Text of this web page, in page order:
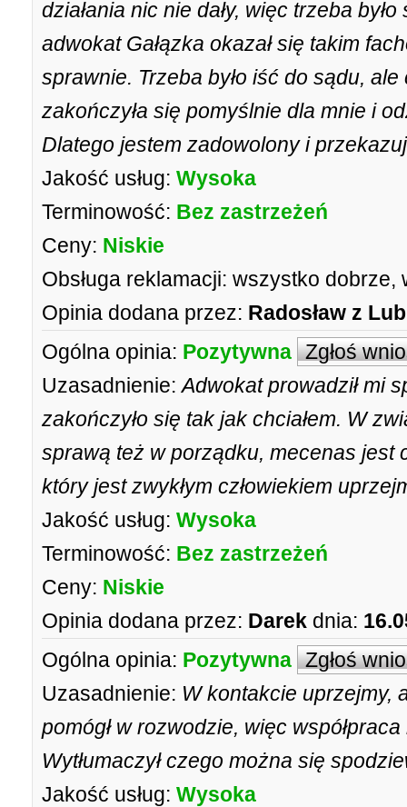
działania nic nie dały, więc trzeba
adwokat Gałązka okazał się takim
sprawnie. Trzeba było iść do sądu, ale
zakończyła się pomyślnie dla mnie i
Dlatego jestem zadowolony i
Jakość usług: Wysoka
Terminowość: Bez zastrzeżeń
Ceny: Niskie
Obsługa reklamacji: wszystko dobrze,
Opinia dodana przez: Radosław z
Ogólna opinia: Pozytywna Zgłoś
Uzasadnienie: Adwokat prowadził mi
zakończyło się tak jak chciałem. W
sprawą też w porządku, mecenas jest
który jest zwykłym człowiekiem
Jakość usług: Wysoka
Terminowość: Bez zastrzeżeń
Ceny: Niskie
Opinia dodana przez: Darek dnia:
Ogólna opinia: Pozytywna Zgłoś
Uzasadnienie: W kontakcie uprzejmy,
pomógł w rozwodzie, więc
Wytłumaczył czego można się
Jakość usług: Wysoka